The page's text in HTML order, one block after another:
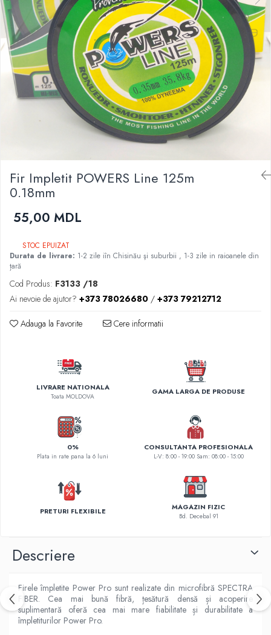
Fire feeder, stationar
Plute si Indicatoare
Platforme feeder, suporturi, tripoduri
Plumbi, cosulete, momitoare
Carlige Feeder, Stationar
Mincioguri si juvelnice
Accesorii monturi
Genti, huse, galeti
Pescuit la rapitor
Lansete la rapitor
Fire rapitor
Greutati la rapitor
Naluci
Accesorii rapitor
Monturi rapitor
Forfaci la rapitor
Momeli la rapitor
Momeala artificiala
Seminte si mix de seminte
Pescuit la copca
Bagajerie pescuit
Huse
Altele
Rucsac
Accesorii conexe pescuit
Fir Impletit POWERS Line 125m
0.18mm
55,00 MDL
STOC EPUIZAT
Durata de livrare: 1-2 zile iîn Chisinău şi suburbii , 1-3 zile in raioanele din
țară
Cod Produs: F3133 /18
Ai nevoie de ajutor? +373 78026680 / +373 79212712
Adauga la Favorite Cere informatii
LIVRARE NATIONALA
Toata MOLDOVA GAMA LARGA DE PRODUSE
0%
Plata in rate pana la 6 luni
CONSULTANTA PROFESIONALA
L-V: 8:00 - 19:00 Sam: 08:00 - 15:00
PRETURI FLEXIBILE MAGAZIN FIZIC
Bd. Decebal 91
Descriere
Firele împletite Power Pro sunt realizate din microfibră SPECTRA
FIBER. Cea mai bună fibră, țesătură densă și acoperire
suplimentară oferă cea mai mare fiabilitate și durabilitate a
împletiturilor Power Pro.